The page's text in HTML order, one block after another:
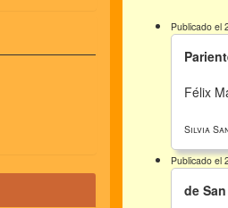
Publicado el
Félix
Silvia
Publicado el
de